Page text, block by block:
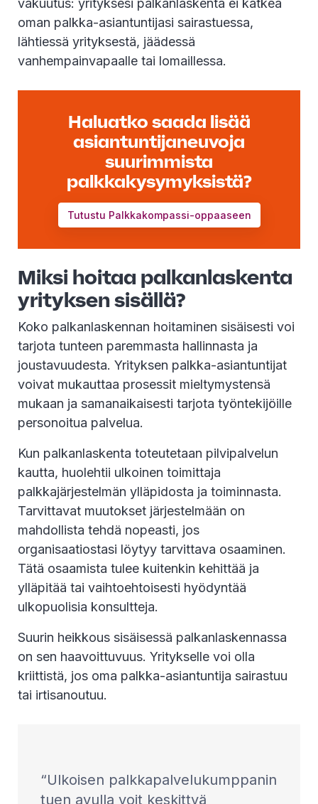
vakuutus: yrityksesi palkanlaskenta ei katkea
oman palkka-asiantuntijasi sairastuessa,
lähtiessä yrityksestä, jäädessä
vanhempainvapaalle tai lomaillessa.
Haluatko saada lisää
asiantuntijaneuvoja
suurimmista
palkkakysymyksistä?
Tutustu Palkkakompassi-oppaaseen
Miksi hoitaa palkanlaskenta
yrityksen sisällä?
Koko palkanlaskennan hoitaminen sisäisesti voi
tarjota tunteen paremmasta hallinnasta ja
joustavuudesta. Yrityksen palkka-asiantuntijat
voivat mukauttaa prosessit mieltymystensä
mukaan ja samanaikaisesti tarjota työntekijöille
personoitua palvelua.
Kun palkanlaskenta toteutetaan pilvipalvelun
kautta, huolehtii ulkoinen toimittaja
palkkajärjestelmän ylläpidosta ja toiminnasta.
Tarvittavat muutokset järjestelmään on
mahdollista tehdä nopeasti, jos
organisaatiostasi löytyy tarvittava osaaminen.
Tätä osaamista tulee kuitenkin kehittää ja
ylläpitää tai vaihtoehtoisesti hyödyntää
ulkopuolisia konsultteja.
Suurin heikkous sisäisessä palkanlaskennassa
on sen haavoittuvuus. Yritykselle voi olla
kriittistä, jos oma palkka-asiantuntija sairastuu
tai irtisanoutuu.
Ulkoisen palkkapalvelukumppanin
tuen avulla voit keskittyä